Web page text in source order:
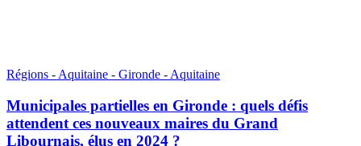
Régions - Aquitaine - Gironde - Aquitaine
Municipales partielles en Gironde : quels défis
attendent ces nouveaux maires du Grand
Libournais, élus en 2024 ?